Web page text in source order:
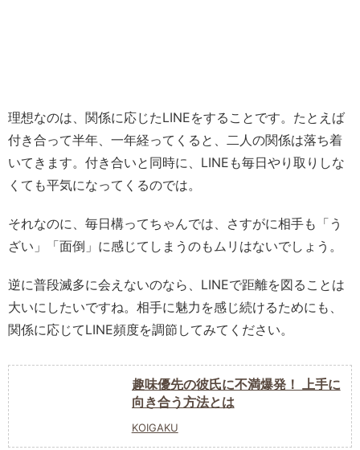
理想なのは、関係に応じたLINEをすることです。たとえば
付き合って半年、一年経ってくると、二人の関係は落ち着
いてきます。付き合いと同時に、LINEも毎日やり取りしな
くても平気になってくるのでは。
それなのに、毎日構ってちゃんでは、さすがに相手も「う
ざい」「面倒」に感じてしまうのもムリはないでしょう。
逆に普段滅多に会えないのなら、LINEで距離を図ることは
大いにしたいですね。相手に魅力を感じ続けるためにも、
関係に応じてLINE頻度を調節してみてください。
趣味優先の彼氏に不満爆発！ 上手に
向き合う方法とは
KOIGAKU